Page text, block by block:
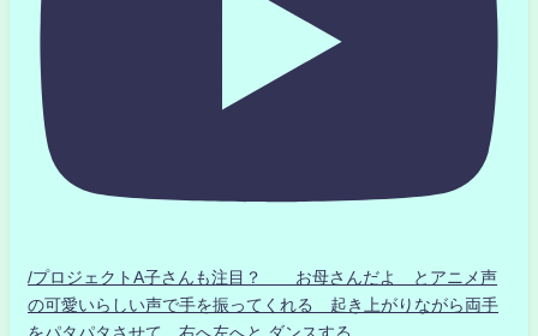
/プロジェクトA子さんも注目？ お母さんだよ とアニメ声
の可愛いらしい声で手を振ってくれる 起き上がりながら両手
をパタパタさせて 右へ左へと ダンスする